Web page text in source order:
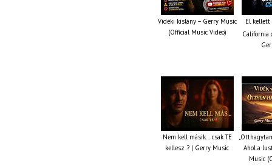
Vidéki kislány – Gerry Music
(Official Music Video)
El
California
Nem kell másik… csak TE
kellesz ? | Gerry Music
Ahol a
Music